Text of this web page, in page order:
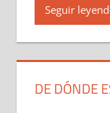
Seguir
DE DÓNDE